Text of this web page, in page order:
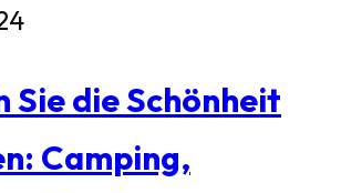
Sie die Schönheit
Camping,